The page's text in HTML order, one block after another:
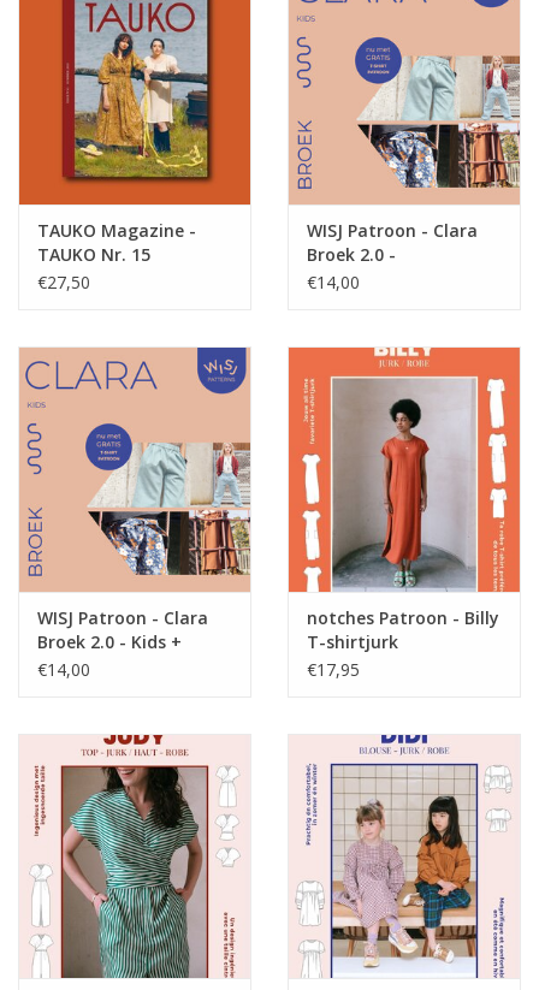
TAUKO Magazine -
TAUKO Nr. 15
€27,50
WISJ Patroon - Clara
Broek 2.0 -
Volwassenen +
€14,00
WISJ Patroon - Clara
Broek 2.0 - Kids +
gratis Rafi shirt
€14,00
notches Patroon - Billy
T-shirtjurk
€17,95